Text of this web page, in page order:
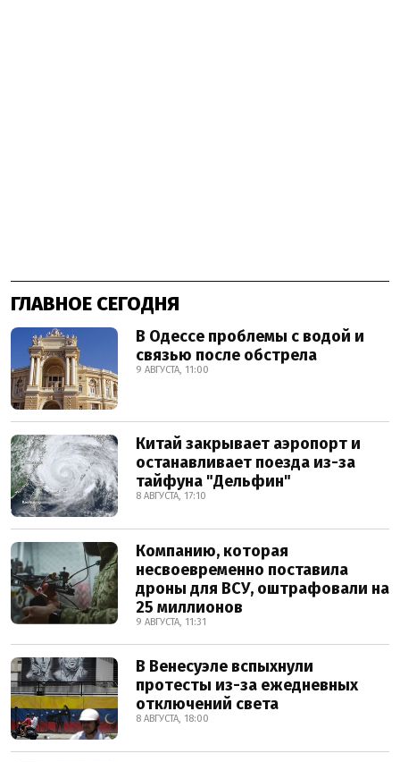
ГЛАВНОЕ СЕГОДНЯ
В Одессе проблемы с водой и
связью после обстрела
9 АВГУСТА, 11:00
Китай закрывает аэропорт и
останавливает поезда из-за
тайфуна "Дельфин"
8 АВГУСТА, 17:10
Компанию, которая
несвоевременно поставила
дроны для ВСУ, оштрафовали на
25 миллионов
9 АВГУСТА, 11:31
В Венесуэле вспыхнули
протесты из-за ежедневных
отключений света
8 АВГУСТА, 18:00